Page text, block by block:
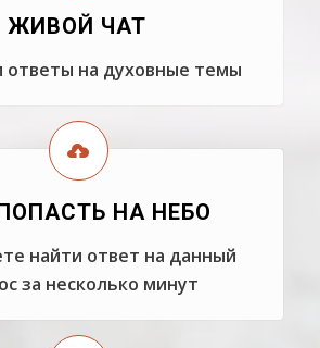
ЖИВОЙ ЧАТ
ответы на духовные темы
НА НЕБО
найти ответ на данный
за несколько минут